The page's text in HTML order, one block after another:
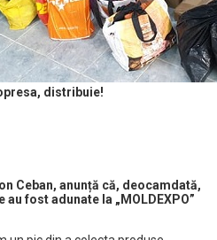
distribuie!
Ceban, anunță că, deocamdată,
fost adunate la „MOLDEXPO”